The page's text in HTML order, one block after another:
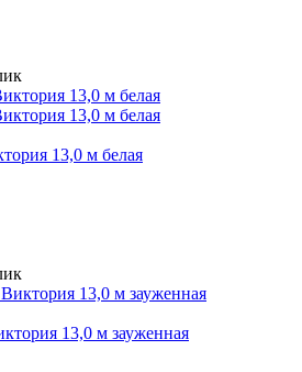
13,0 м белая
13,0 м зауженная